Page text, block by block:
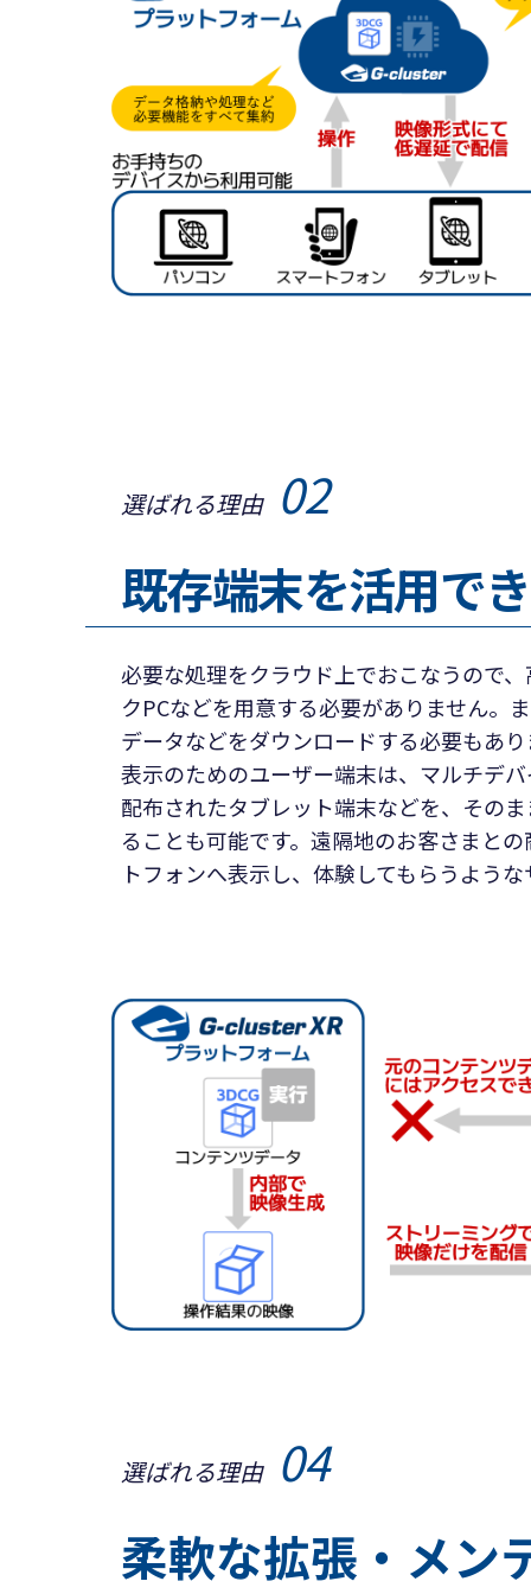
選ばれる理由 02
既存端末を活用で
必要な処理をクラウド上でおこなうので
クPCなどを用意する必要がありません。
データなどをダウンロードする必要もあ
表示のためのユーザー端末は、マルチデ
配布されたタブレット端末などを、その
ることも可能です。遠隔地のお客さまと
トフォンへ表示し、体験してもらうよう
選ばれる理由 04
柔軟な拡張・メン